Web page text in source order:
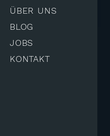
ÜBER UNS
BLOG
JOBS
KONTAKT